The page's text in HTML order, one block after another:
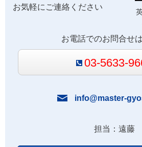
お気軽にご連絡ください
お電話でのお問合せ
03-5633-
info@master-
担当：遠藤